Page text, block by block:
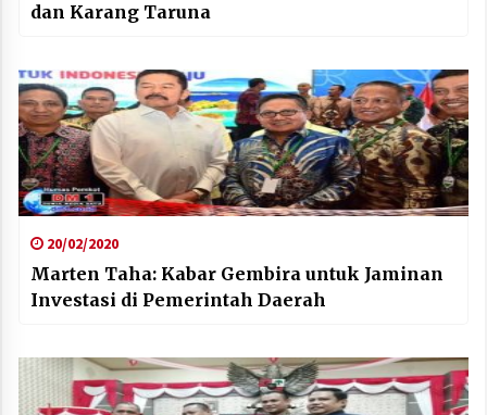
dan Karang Taruna
20/02/2020
Marten Taha: Kabar Gembira untuk Jaminan
Investasi di Pemerintah Daerah